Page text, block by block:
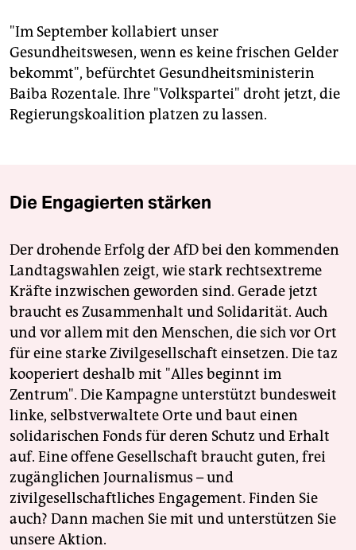
"Im September kollabiert unser
Gesundheitswesen, wenn es keine frischen Gelder
bekommt", befürchtet Gesundheitsministerin
Baiba Rozentale. Ihre "Volkspartei" droht jetzt, die
Regierungskoalition platzen zu lassen.
Die Engagierten stärken
Der drohende Erfolg der AfD bei den kommenden
Landtagswahlen zeigt, wie stark rechtsextreme
Kräfte inzwischen geworden sind. Gerade jetzt
braucht es Zusammenhalt und Solidarität. Auch
und vor allem mit den Menschen, die sich vor Ort
für eine starke Zivilgesellschaft einsetzen. Die taz
kooperiert deshalb mit "Alles beginnt im
Zentrum". Die Kampagne unterstützt bundesweit
linke, selbstverwaltete Orte und baut einen
solidarischen Fonds für deren Schutz und Erhalt
auf. Eine offene Gesellschaft braucht guten, frei
zugänglichen Journalismus – und
zivilgesellschaftliches Engagement. Finden Sie
auch? Dann machen Sie mit und unterstützen Sie
unsere Aktion.